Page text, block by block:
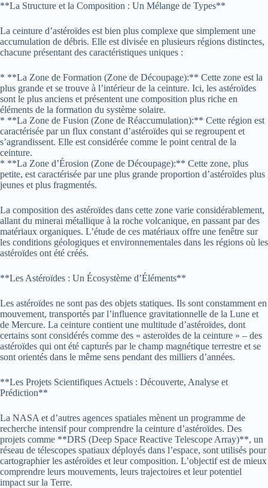
**La Structure et la Composition : Un Mélange de Types**
La ceinture d’astéroïdes est bien plus complexe que simplement une
accumulation de débris. Elle est divisée en plusieurs régions distinctes,
chacune présentant des caractéristiques uniques :
* **La Zone de Formation (Zone de Découpage):** Cette zone est la
plus grande et se trouve à l’intérieur de la ceinture. Ici, les astéroïdes
sont le plus anciens et présentent une composition plus riche en
éléments de la formation du système solaire.
* **La Zone de Fusion (Zone de Réaccumulation):** Cette région est
caractérisée par un flux constant d’astéroïdes qui se regroupent et
s’agrandissent. Elle est considérée comme le point central de la
ceinture.
* **La Zone d’Érosion (Zone de Découpage):** Cette zone, plus
petite, est caractérisée par une plus grande proportion d’astéroïdes plus
jeunes et plus fragmentés.
La composition des astéroïdes dans cette zone varie considérablement,
allant du minerai métallique à la roche volcanique, en passant par des
matériaux organiques. L’étude de ces matériaux offre une fenêtre sur
les conditions géologiques et environnementales dans les régions où les
astéroïdes ont été créés.
**Les Astéroïdes : Un Écosystème d’Éléments**
Les astéroïdes ne sont pas des objets statiques. Ils sont constamment en
mouvement, transportés par l’influence gravitationnelle de la Lune et
de Mercure. La ceinture contient une multitude d’astéroïdes, dont
certains sont considérés comme des « asteroïdes de la ceinture » – des
astéroïdes qui ont été capturés par le champ magnétique terrestre et se
sont orientés dans le même sens pendant des milliers d’années.
**Les Projets Scientifiques Actuels : Découverte, Analyse et
Prédiction**
La NASA et d’autres agences spatiales mènent un programme de
recherche intensif pour comprendre la ceinture d’astéroïdes. Des
projets comme **DRS (Deep Space Reactive Telescope Array)**, un
réseau de télescopes spatiaux déployés dans l’espace, sont utilisés pour
cartographier les astéroïdes et leur composition. L’objectif est de mieux
comprendre leurs mouvements, leurs trajectoires et leur potentiel
impact sur la Terre.